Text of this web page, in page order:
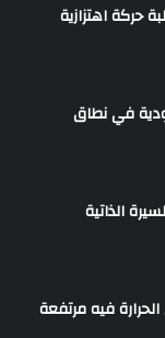
حركة اهتزازية
في نطاق
الذاتية
فيه مرتفعة